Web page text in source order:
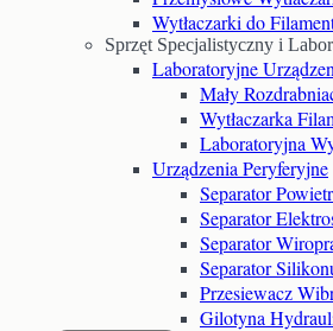
Wytłaczarki do
Sprzęt Specjalistyczny i
Laboratoryjne
Mały
Wytłaczarka
Laboratoryjna
Urządzenia Peryferyjne
Separator
Separator
Separator
Separator
Przesiewacz
Gilotyna